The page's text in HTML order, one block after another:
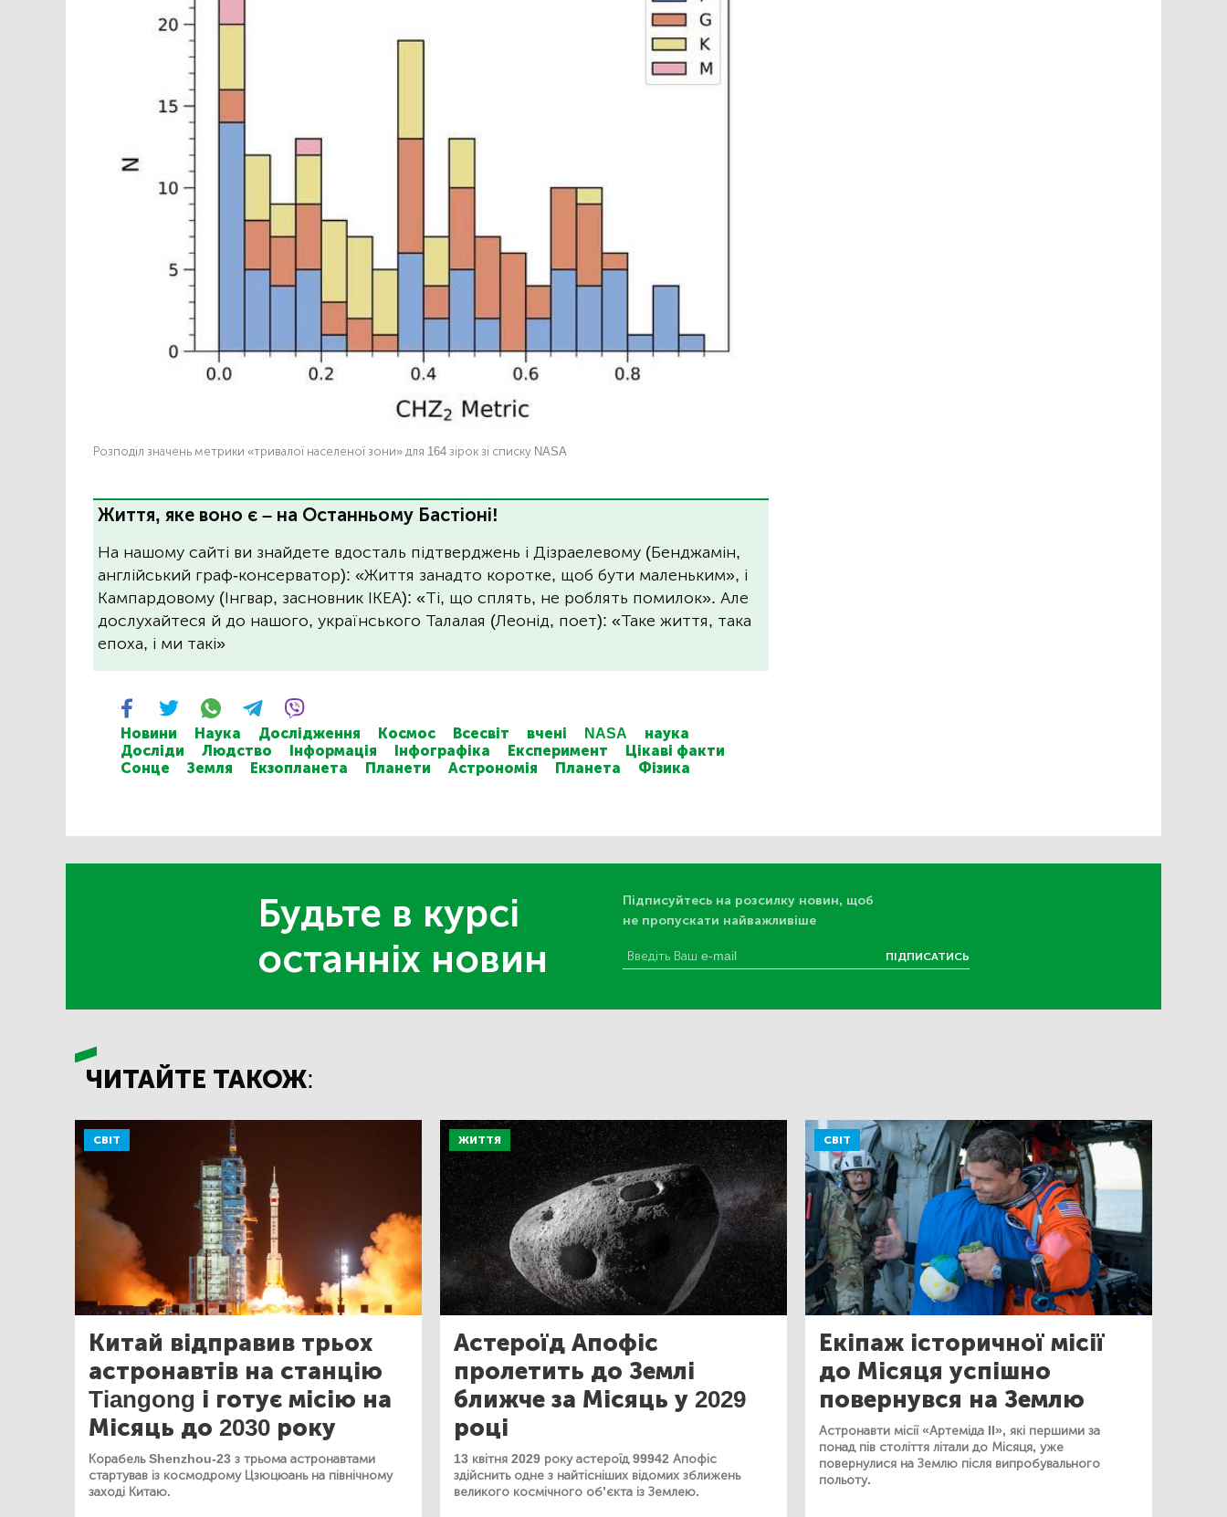
Розподіл значень метрики «тривалої населеної зони» для 164 зірок зі списку NASA
Життя, яке воно є – на Останньому Бастіоні!
На нашому сайті ви знайдете вдосталь підтверджень і Дізраелевому (Бенджамін,
англійський граф-консерватор): «Життя занадто коротке, щоб бути маленьким», і
Кампардовому (Інгвар, засновник ІКЕА): «Ті, що сплять, не роблять помилок». Але
дослухайтеся й до нашого, українського Талалая (Леонід, поет): «Таке життя, така
епоха, і ми такі»
Новини Наука Дослідження Космос Всесвіт вчені NASA
наука
Досліди
Людство Інформація Інфографіка Експеримент
Цікаві факти
Сонце
Земля Екзопланета Планети Астрономія Планета Фізика
Будьте в курсі
останніх новин
Підписуйтесь на розсилку новин, щоб
не пропускати найважливіше
ПІДПИСАТИСЬ
ЧИТАЙТЕ ТАКОЖ:
СВІТ
Китай відправив трьох
астронавтів на станцію
Tiangong і готує місію на
Місяць до 2030 року
Корабель Shenzhou-23 з трьома астронавтами
стартував із космодрому Цзюцюань на північному
заході Китаю.
ЖИТТЯ
Астероїд Апофіс
пролетить до Землі
ближче за Місяць у 2029
році
13 квітня 2029 року астероїд 99942 Апофіс
здійснить одне з найтісніших відомих зближень
великого космічного об’єкта із Землею.
СВІТ
Екіпаж історичної місії
до Місяця успішно
повернувся на Землю
Астронавти місії «Артеміда II», які першими за
понад пів століття літали до Місяця, уже
повернулися на Землю після випробувального
польоту.